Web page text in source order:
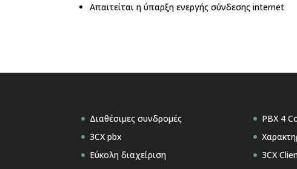
Απαιτείται η ύπαρξη ενεργής σύνδεσης internet
Διαθέσιμες συνδρομές
3CX pbx
Εύκολη διαχείριση
PBX 4
3CX